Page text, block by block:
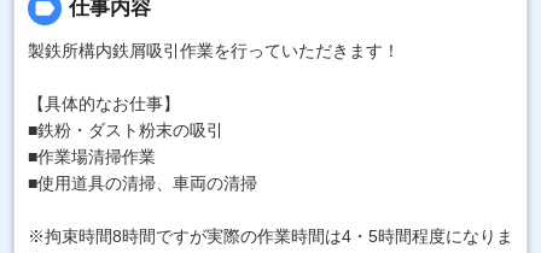
label 仕事内容
製鉄所構内鉄屑吸引作業を行っていただきます！
【具体的なお仕事】
■鉄粉・ダスト粉末の吸引
■作業場清掃作業
■使用道具の清掃、車両の清掃
※拘束時間8時間ですが実際の作業時間は4・5時間程度になりま